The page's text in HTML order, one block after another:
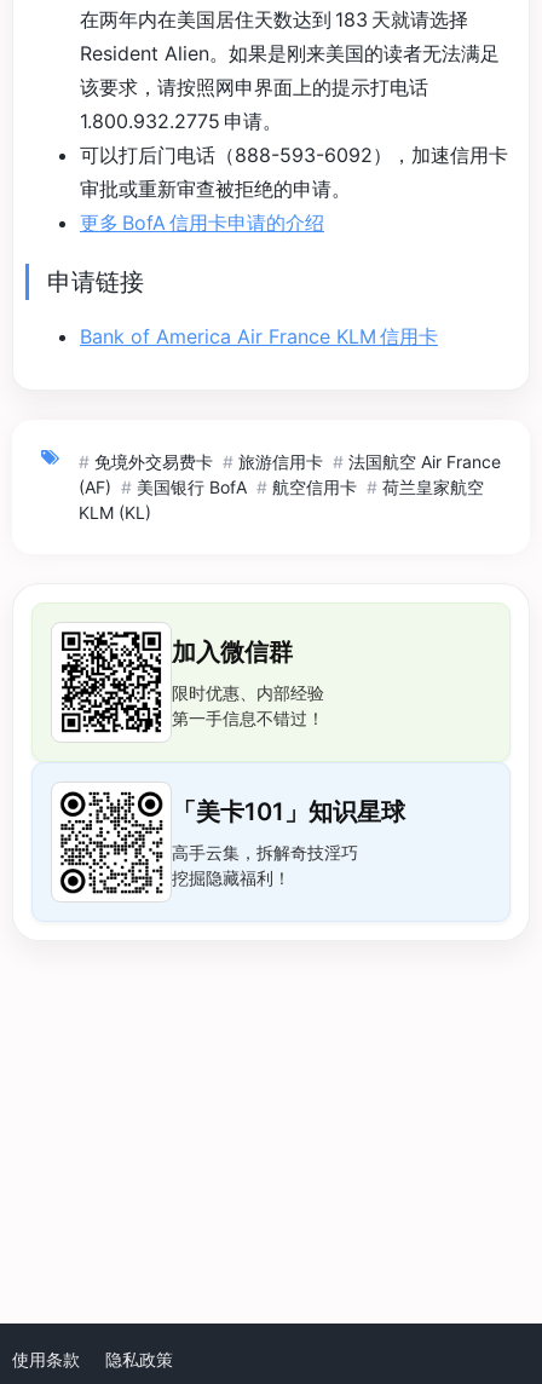
在两年内在美国居住天数达到 183 天就请选择
Resident Alien。如果是刚来美国的读者无法满足
该要求，请按照网申界面上的提示打电话
1.800.932.2775 申请。
可以打后门电话（888-593-6092），加速信用卡
审批或重新审查被拒绝的申请。
更多 BofA 信用卡申请的介绍
申请链接
Bank of America Air France KLM 信用卡
# 免境外交易费卡 # 旅游信用卡 # 法国航空 Air France
(AF) # 美国银行 BofA # 航空信用卡 # 荷兰皇家航空
KLM (KL)
加入微信群
限时优惠、内部经验
第一手信息不错过！
「美卡101」知识星球
高手云集，拆解奇技淫巧
挖掘隐藏福利！
使用条款 隐私政策